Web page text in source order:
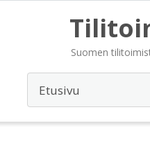
Suomen